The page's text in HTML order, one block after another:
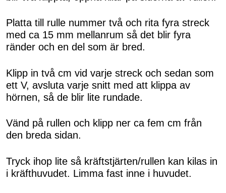
Platta till rulle nummer två och rita fyra streck
med ca 15 mm mellanrum så det blir fyra
ränder och en del som är bred.
Klipp in två cm vid varje streck och sedan som
ett V, avsluta varje snitt med att klippa av
hörnen, så de blir lite rundade.
Vänd på rullen och klipp ner ca fem cm från
den breda sidan.
Tryck ihop lite så kräftstjärten/rullen kan kilas in
i kräfthuvudet. Limma fast inne i huvudet.